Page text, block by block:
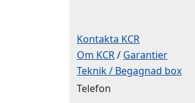
Kontakta KCR
Om KCR/ Garantier
Teknik / Begagnad box
Telefon